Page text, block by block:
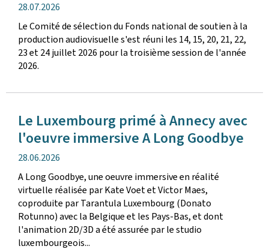
date
de
publication
28.07.2026
Le Comité de sélection du Fonds national de soutien à la
production audiovisuelle s'est réuni les 14, 15, 20, 21, 22,
23 et 24 juillet 2026 pour la troisième session de l'année
2026.
Le Luxembourg primé à Annecy avec
l'oeuvre immersive A Long Goodbye
date
de
publication
28.06.2026
A Long Goodbye, une oeuvre immersive en réalité
virtuelle réalisée par Kate Voet et Victor Maes,
coproduite par Tarantula Luxembourg (Donato
Rotunno) avec la Belgique et les Pays-Bas, et dont
l'animation 2D/3D a été assurée par le studio
luxembourgeois...